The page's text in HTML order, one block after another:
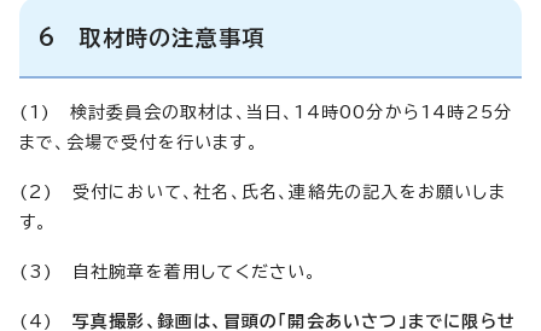
6 取材時の注意事項
(1) 検討委員会の取材は、当日、14時00分から14時25分
まで、会場で受付を行います。
(2) 受付において、社名、氏名、連絡先の記入をお願いしま
す。
(3) 自社腕章を着用してください。
(4) 写真撮影、録画は、冒頭の「開会あいさつ」までに限らせ